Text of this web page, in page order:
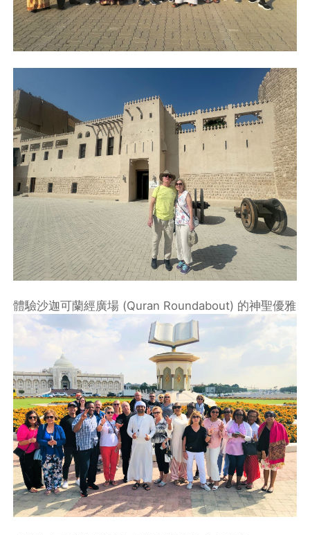
體驗沙迦可蘭經廣場 (Quran Roundabout) 的神聖優雅
不再提醒 下載APP